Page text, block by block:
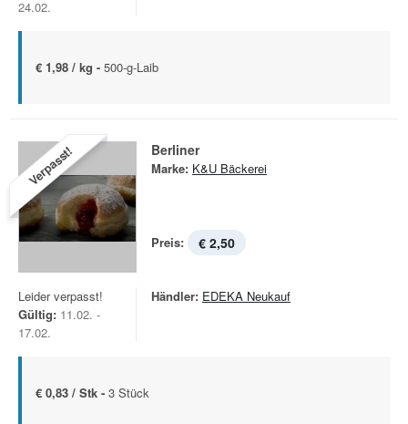
24.02.
€ 1,98 / kg - 500-g-Laib
Verpasst! Berliner
Marke: K&U Bäckerei
Preis: € 2,50
Leider verpasst!
Gültig: 11.02. -
17.02.
Händler: EDEKA Neukauf
€ 0,83 / Stk - 3 Stück